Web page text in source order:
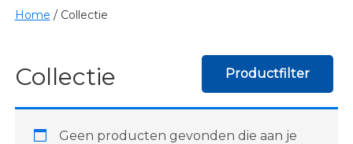
Productfilter
Home / Collectie
Collectie
Geen producten gevonden die aan je